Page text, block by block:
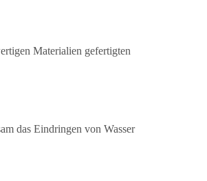
Materialien gefertigten
das Eindringen von Wasser